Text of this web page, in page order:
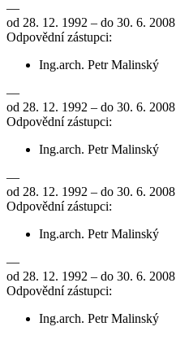
—
od 28. 12. 1992 – do 30. 6. 2008
Odpovědní zástupci:
Ing.arch. Petr Malinský
—
od 28. 12. 1992 – do 30. 6. 2008
Odpovědní zástupci:
Ing.arch. Petr Malinský
—
od 28. 12. 1992 – do 30. 6. 2008
Odpovědní zástupci:
Ing.arch. Petr Malinský
—
od 28. 12. 1992 – do 30. 6. 2008
Odpovědní zástupci:
Ing.arch. Petr Malinský